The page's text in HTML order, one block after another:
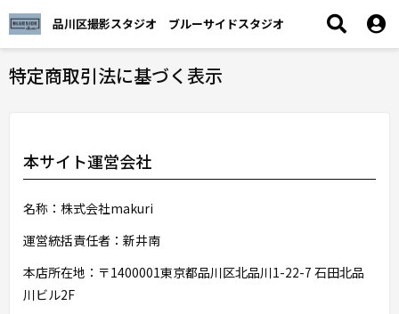
品川区撮影スタジオ ブルーサイドスタジオ
特定商取引法に基づく表示
本サイト運営会社
名称：株式会社makuri
運営統括責任者：新井南
本店所在地：〒1400001東京都品川区北品川1-22-7 石田北品
川ビル2F